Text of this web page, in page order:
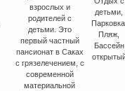
взрослых и
родителей с
детьми. Это
первый частный
пансионат в Саках
с грязелечением, с
современной
материальной
детьми,
Пляж,
Бассейн